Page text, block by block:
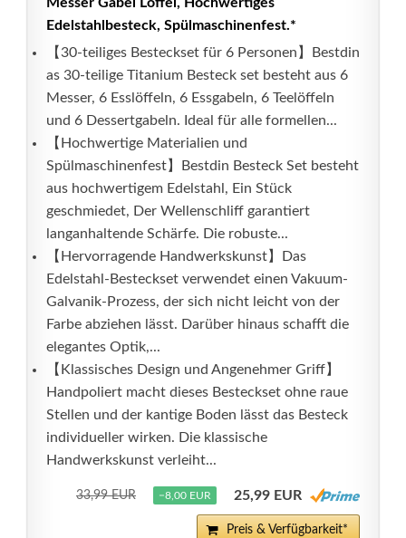
Edelstahlbesteck, Spülmaschinenfest.*
【30-teiliges Besteckset für 6 Personen】Bestdin
as 30-teilige Titanium Besteck set besteht aus 6
Messer, 6 Esslöffeln, 6 Essgabeln, 6 Teelöffeln
und 6 Dessertgabeln. Ideal für alle formellen...
【Hochwertige Materialien und
Spülmaschinenfest】Bestdin Besteck Set besteht
aus hochwertigem Edelstahl, Ein Stück
geschmiedet, Der Wellenschliff garantiert
langanhaltende Schärfe. Die robuste...
【Hervorragende Handwerkskunst】Das
Edelstahl-Besteckset verwendet einen Vakuum-
Galvanik-Prozess, der sich nicht leicht von der
Farbe abziehen lässt. Darüber hinaus schafft die
elegantes Optik,...
【Klassisches Design und Angenehmer Griff】
Handpoliert macht dieses Besteckset ohne raue
Stellen und der kantige Boden lässt das Besteck
individueller wirken. Die klassische
Handwerkskunst verleiht...
33,99 EUR −8,00 EUR 25,99 EUR
Preis & Verfügbarkeit*